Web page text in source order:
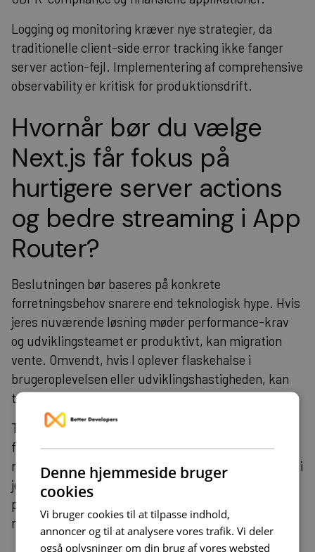
Logging og monitoring kræver nye strategier, da
traditionelle client-side error tracking ikke fanger
server action-fejl. Implementering af comprehensive
observability er kritisk for produktionsdrift.
Hvornår bør du vælge
Next.js får fokus på
hurtigere server actions
og bedre streaming i App
Router?
Beslutningen bør baseres på konkrete
forretningsbehov snarere end teknologisk hype. Hvis
jeres nuværende løsning møder performance-krav
og udviklingsteamet er produktivt, kan migration
vente. Omvendt, hvis I oplever flaskehalse i
brugeroplevelsen eller udviklingshastigheden, kan
teknologien levere betydelig værdi.
Timing er kritisk. Implementering under højt
forretningspres eller med uerfarne teams øger
risikoen betydeligt. Vi kan indgå som en ekstra hånd i
jeres udviklingsteam – eller tage ansvar for hele
projekter fra idé til levering, hvilket reducerer
risikoen ved større teknologiske skift.
Denne hjemmeside bruger
cookies
Vi bruger cookies til at tilpasse indhold,
annoncer og til at analysere vores trafik. Vi deler
også oplysninger om din brug af vores websted